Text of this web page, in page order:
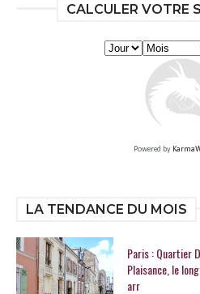
CALCULER VOTRE
Powered by
LA TENDANCE DU MOIS
Paris : Quartier
Plaisance, le
arr